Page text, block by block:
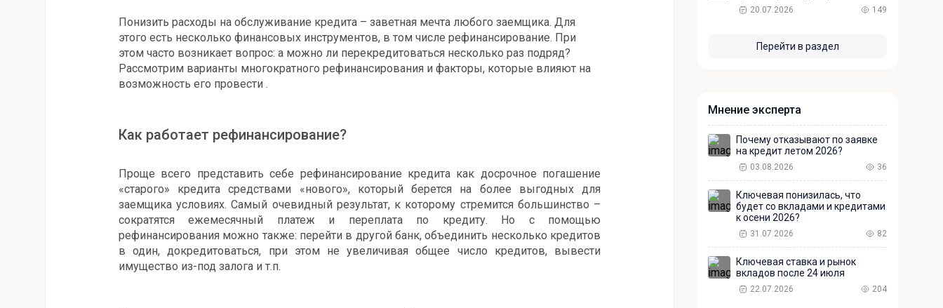
Понизить расходы на обслуживание кредита – заветная мечта любого заемщика. Для
этого есть несколько финансовых инструментов, в том числе рефинансирование. При
этом часто возникает вопрос: а можно ли перекредитоваться несколько раз подряд?
Рассмотрим варианты многократного рефинансирования и факторы, которые влияют на
возможность его провести .
Как работает рефинансирование?
Проще всего представить себе рефинансирование кредита как досрочное погашение
«старого» кредита средствами «нового», который берется на более выгодных для
заемщика условиях. Самый очевидный результат, к которому стремится большинство –
сократятся ежемесячный платеж и переплата по кредиту. Но с помощью
рефинансирования можно также: перейти в другой банк, объединить несколько кредитов
в один, докредитоваться, при этом не увеличивая общее число кредитов, вывести
имущество из-под залога и т.п.
20.07.2026 149
Перейти в раздел
Мнение эксперта
Почему отказывают по заявке
на кредит летом 2026?
03.08.2026 36
Ключевая понизилась, что
будет со вкладами и кредитами
к осени 2026?
31.07.2026 82
Ключевая ставка и рынок
вкладов после 24 июля
22.07.2026 204